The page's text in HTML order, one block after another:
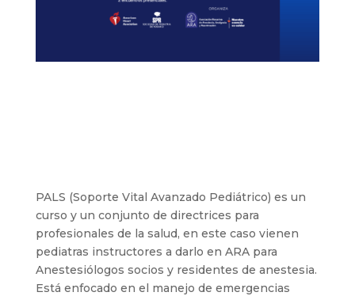
PALS (Soporte Vital Avanzado Pediátrico) es un
curso y un conjunto de directrices para
profesionales de la salud, en este caso vienen
pediatras instructores a darlo en ARA para
Anestesiólogos socios y residentes de anestesia.
Está enfocado en el manejo de emergencias